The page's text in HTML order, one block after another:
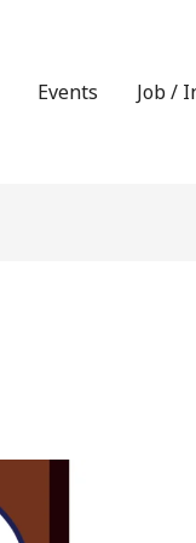
Events Job /